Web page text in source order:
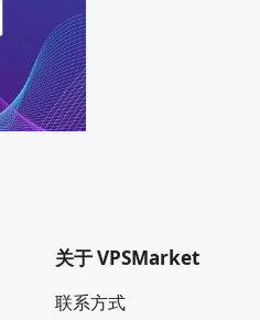
关于 VPSMarket
联系方式